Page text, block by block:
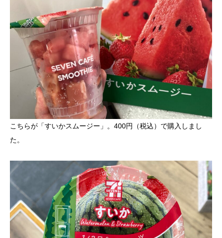
こちらが「すいかスムージー」。400円（税込）で購入しまし
た。